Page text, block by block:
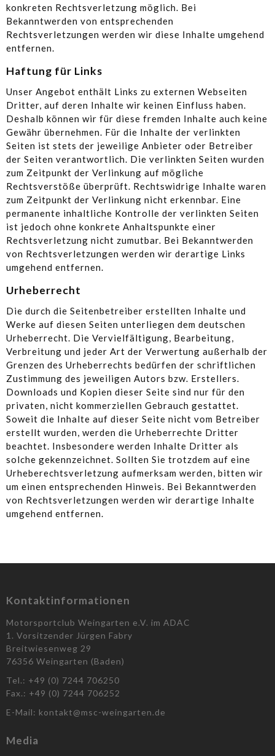
konkreten Rechtsverletzung möglich. Bei
Bekanntwerden von entsprechenden
Rechtsverletzungen werden wir diese Inhalte umgehend
entfernen.
Haftung für Links
Unser Angebot enthält Links zu externen Webseiten
Dritter, auf deren Inhalte wir keinen Einfluss haben.
Deshalb können wir für diese fremden Inhalte auch keine
Gewähr übernehmen. Für die Inhalte der verlinkten
Seiten ist stets der jeweilige Anbieter oder Betreiber
der Seiten verantwortlich. Die verlinkten Seiten wurden
zum Zeitpunkt der Verlinkung auf mögliche
Rechtsverstöße überprüft. Rechtswidrige Inhalte waren
zum Zeitpunkt der Verlinkung nicht erkennbar. Eine
permanente inhaltliche Kontrolle der verlinkten Seiten
ist jedoch ohne konkrete Anhaltspunkte einer
Rechtsverletzung nicht zumutbar. Bei Bekanntwerden
von Rechtsverletzungen werden wir derartige Links
umgehend entfernen.
Urheberrecht
Die durch die Seitenbetreiber erstellten Inhalte und
Werke auf diesen Seiten unterliegen dem deutschen
Urheberrecht. Die Vervielfältigung, Bearbeitung,
Verbreitung und jeder Art der Verwertung außerhalb der
Grenzen des Urheberrechts bedürfen der schriftlichen
Zustimmung des jeweiligen Autors bzw. Erstellers.
Downloads und Kopien dieser Seite sind nur für den
privaten, nicht kommerziellen Gebrauch gestattet.
Soweit die Inhalte auf dieser Seite nicht vom Betreiber
erstellt wurden, werden die Urheberrechte Dritter
beachtet. Insbesondere werden Inhalte Dritter als
solche gekennzeichnet. Sollten Sie trotzdem auf eine
Urheberechtsverletzung aufmerksam werden, bitten wir
um einen entsprechenden Hinweis. Bei Bekanntwerden
von Rechtsverletzungen werden wir derartige Inhalte
umgehend entfernen.
Kontaktinformationen
Motorsportclub Weingarten e.V. im ADAC
1. Vorsitzender Jürgen Fabry
Breitwiesenweg 29
76356 Weingarten (Baden)
Tel.: +49 (0) 7244 706250
Fax.: +49 (0) 7244 706252
E-Mail: kontakt@msc-weingarten.de
Media